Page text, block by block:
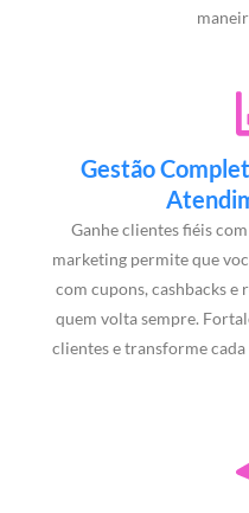
Gestão
Ganhe clientes fiéis
marketing permite que
com cupons, cashbacks e
quem volta sempre.
clientes e transforme